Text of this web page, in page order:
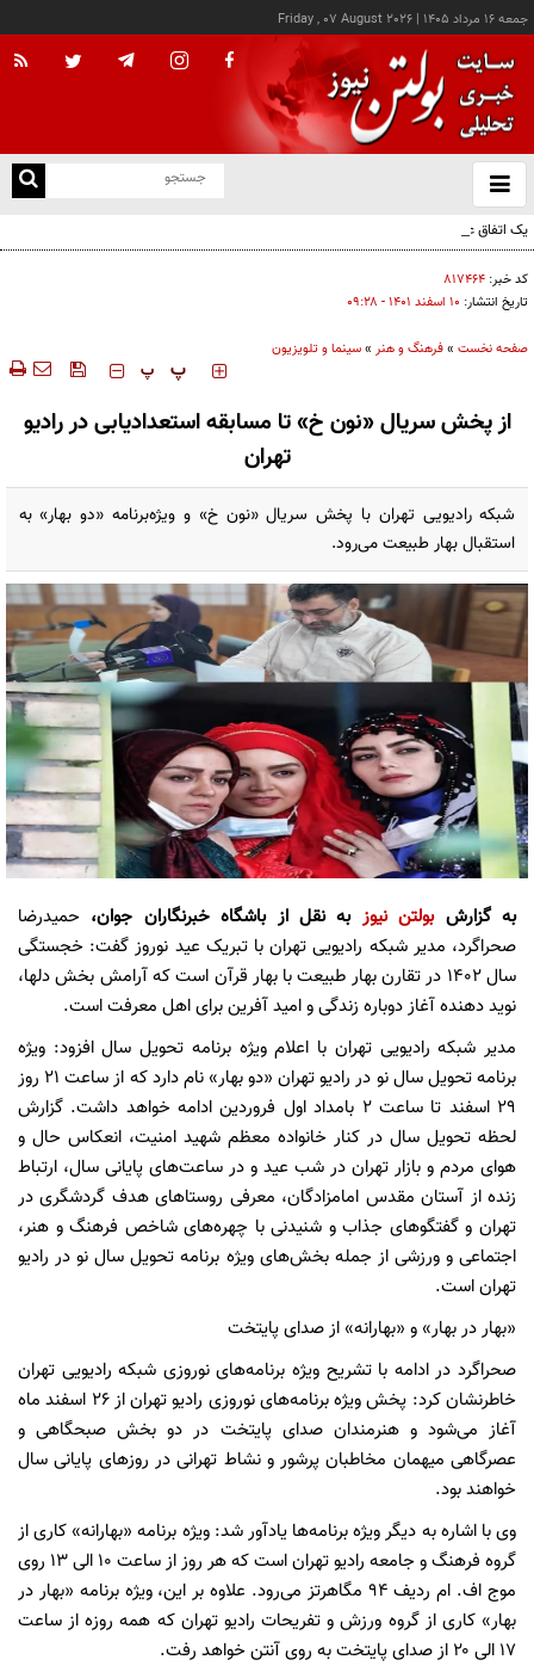
جمعه ۱۶ مرداد ۱۴۰۵ |
Friday , 07 August 2026
باز
و
یک اتفاق عجیب در «لوور»
کد خبر: ۸۱۷۴۶۴
تاریخ انتشار: ۱۰ اسفند ۱۴۰۱ - ۰۹:۲۸
صفحه نخست »فرهنگ و هنر »سینما و تلویزیون
‍‍‍ پ پ
از پخش سریال «نون خ» تا مسابقه استعدادیابی در رادیو
تهران
شبکه رادیویی تهران با پخش سریال «نون خ» و ویژه‌برنامه «دو بهار» به
استقبال بهار طبیعت می‌رود.
به گزارشبولتن نیوز به نقل از باشگاه خبرنگاران جوان، حمیدرضا
صحراگرد، مدیر شبکه رادیویی تهران با تبریک عید نوروز گفت: خجستگی
سال ۱۴۰۲ در تقارن بهار طبیعت با بهار قرآن است که آرامش بخش دلها،
نوید دهنده آغاز دوباره زندگی و امید آفرین برای اهل معرفت است.
مدیر شبکه رادیویی تهران با اعلام ویژه برنامه تحویل سال افزود: ویژه
برنامه تحویل سال نو در رادیو تهران «دو بهار» نام دارد که از ساعت ۲۱ روز
۲۹ اسفند تا ساعت ۲ بامداد اول فروردین ادامه خواهد داشت. گزارش
لحظه تحویل سال در کنار خانواده معظم شهید امنیت، انعکاس حال و
هوای مردم و بازار تهران در شب عید و در ساعت‌های پایانی سال، ارتباط
زنده از آستان مقدس امامزادگان، معرفی روستا‌های هدف گردشگری در
تهران و گفتگو‌های جذاب و شنیدنی با چهره‌های شاخص فرهنگ و هنر،
اجتماعی و ورزشی از جمله بخش‌های ویژه برنامه تحویل سال نو در رادیو
تهران است.
«بهار در بهار» و «بهارانه» از صدای پایتخت
صحراگرد در ادامه با تشریح ویژه برنامه‌های نوروزی شبکه رادیویی تهران
خاطرنشان کرد: پخش ویژه برنامه‌های نوروزی رادیو تهران از ۲۶ اسفند ماه
آغاز می‌شود و هنرمندان صدای پایتخت در دو بخش صبحگاهی و
عصرگاهی میهمان مخاطبان پرشور و نشاط تهرانی در روز‌های پایانی سال
خواهند بود.
وی با اشاره به دیگر ویژه برنامه‌ها یادآور شد: ویژه برنامه «بهارانه» کاری از
گروه فرهنگ و جامعه رادیو تهران است که هر روز از ساعت ۱۰ الی ۱۳ روی
موج اف. ام ردیف ۹۴ مگاهرتز می‌رود. علاوه بر این، ویژه برنامه «بهار در
بهار» کاری از گروه ورزش و تفریحات رادیو تهران که همه روزه از ساعت
۱۷ الی ۲۰ از صدای پایتخت به روی آنتن خواهد رفت.